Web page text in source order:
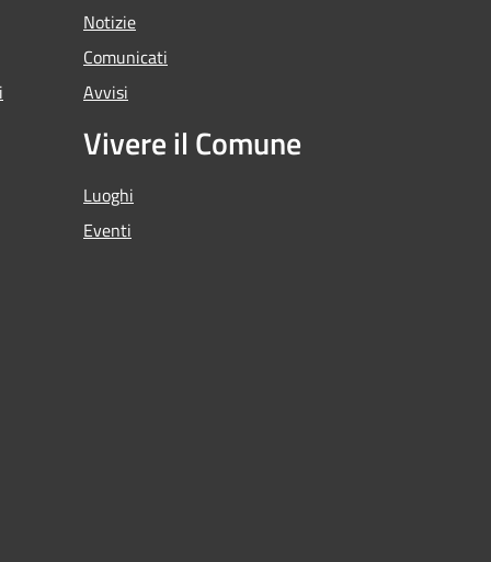
Notizie
Comunicati
Avvisi
Vivere il Comune
Luoghi
Eventi